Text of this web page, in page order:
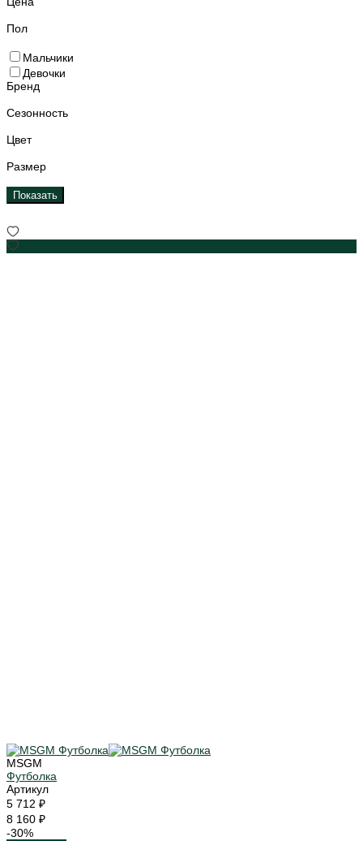
Пол
Мальчики
Девочки
Бренд
Сезонность
Цвет
Размер
Показать
MSGM
Футболка
Артикул
5 712 ₽
8 160 ₽
-30%